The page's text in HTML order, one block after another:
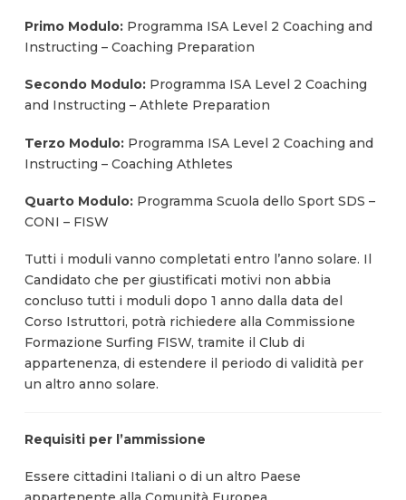
Primo Modulo:Programma ISA Level 2 Coaching and
Instructing – Coaching Preparation
Secondo Modulo:Programma ISA Level 2 Coaching
and Instructing – Athlete Preparation
Terzo Modulo:Programma ISA Level 2 Coaching and
Instructing – Coaching Athletes
Quarto Modulo:Programma Scuola dello Sport SDS –
CONI – FISW
Tutti i moduli vanno completati entro l’anno solare. Il
Candidato che per giustificati motivi non abbia
concluso tutti i moduli dopo 1 anno dalla data del
Corso Istruttori, potrà richiedere alla Commissione
Formazione Surfing FISW, tramite il Club di
appartenenza, di estendere il periodo di validità per
un altro anno solare.
Requisiti per l’ammissione
Essere cittadini Italiani o di un altro Paese